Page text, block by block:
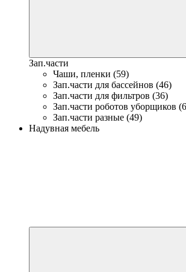
Зап.части
Чаши, пленки (59)
Зап.части для бассейнов (46)
Зап.части для фильтров (36)
Зап.части роботов уборщиков
Зап.части разные (49)
Надувная мебель